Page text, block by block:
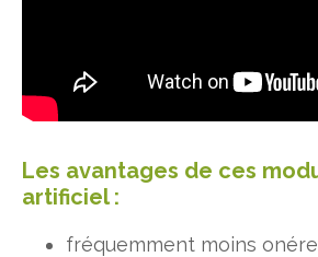
Les avantages de ces
artificiel :
fréquemment moins